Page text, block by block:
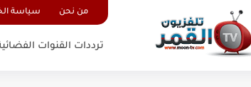
من نحن سياسة
ترددات القنوات